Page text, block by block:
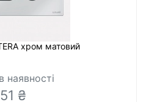
хром матовий
наявності
₴